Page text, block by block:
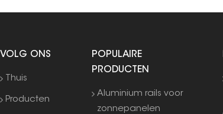
VOLG ONS
Thuis
Producten
POPULAIRE
PRODUCTEN
Aluminium rails voor
zonnepanelen